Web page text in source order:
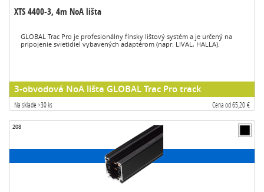
XTS 4400-3, 4m NoA lišta
GLOBAL Trac Pro je profesionálny fínsky lištový systém a je určený na
pripojenie svietidiel vybavených adaptérom (napr. LIVAL, HALLA).
3-obvodová NoA lišta GLOBAL Trac Pro track
Na sklade >30 ks Cena od 65,20 €
208